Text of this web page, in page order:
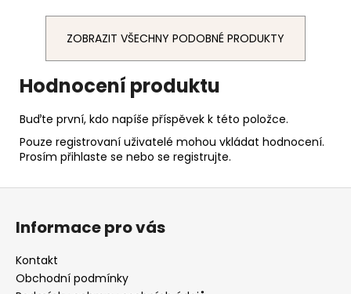
ZOBRAZIT VŠECHNY PODOBNÉ PRODUKTY
Hodnocení produktu
Buďte první, kdo napíše příspěvek k této položce.
Pouze registrovaní uživatelé mohou vkládat hodnocení.
Prosím přihlaste se nebo se registrujte.
Z
Informace pro vás
Kontakt
Obchodní podmínky